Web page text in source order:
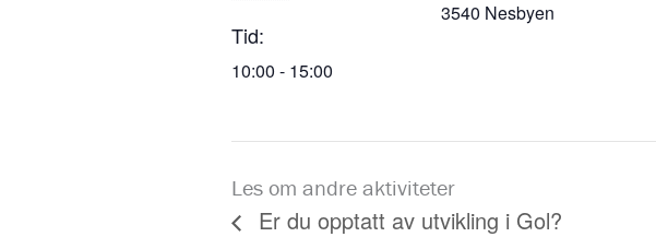
Tid:
10:00 - 15:00
3540 Nesbyen
Les om andre aktiviteter
Er du opptatt av utvikling i Gol?